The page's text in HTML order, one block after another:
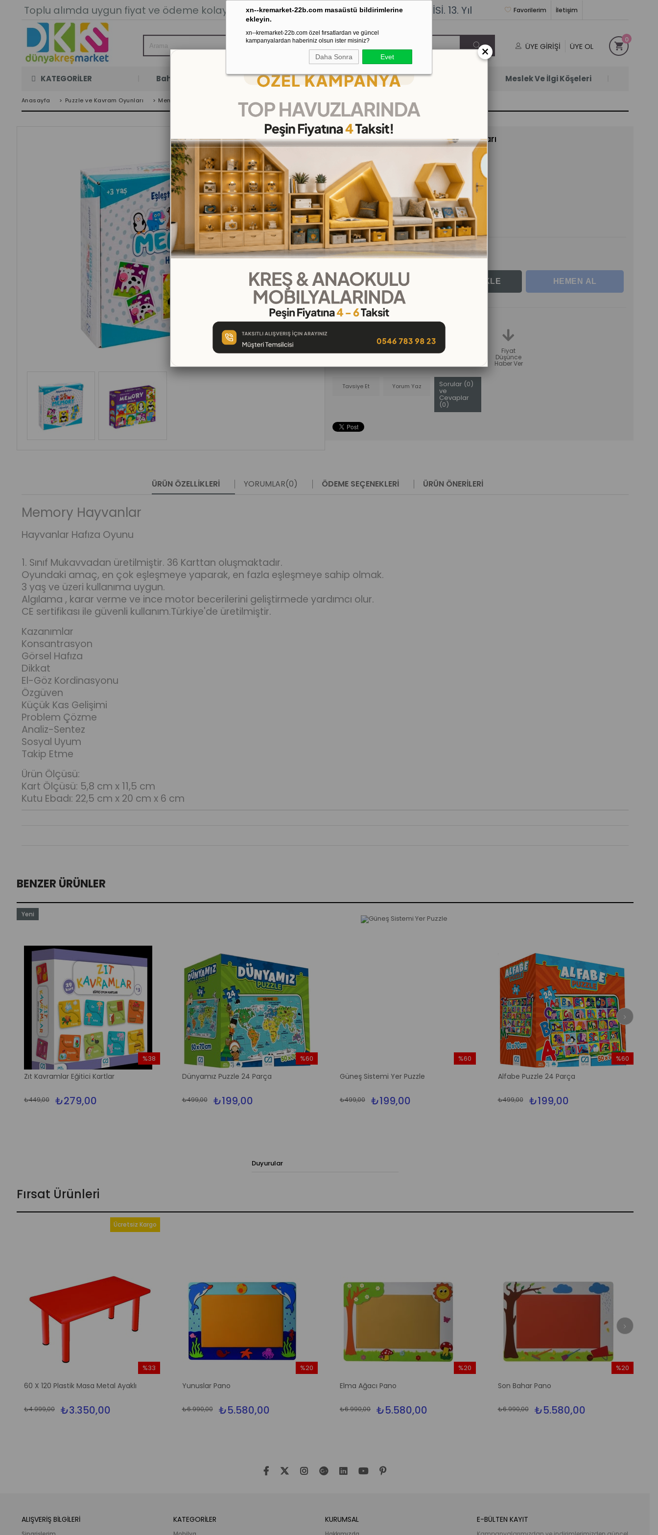
xn--kremarket-22b.com masaüstü bildirimlerine
ekleyin.
xn--kremarket-22b.com özel fırsatlardan ve güncel
kampanyalardan haberiniz olsun ister misiniz?
Daha Sonra Evet
Toplu alımda uygun fiyat ve ödeme kolaylığı. Stoktan Gönderim.% 100İADEGARANTİSİ. 13. Yıl İletişim
Favorilerim
ÜYE GIRIŞI ÜYE OL
0
KATEGORİLER Bahçe Oyun Odası Kaydırak Salıncak Tahterevalli Çok Satanlar Meslek Ve İlgi Köşeleri
Anasayfa > Puzzle ve Kavram Oyunları > Memory Hayvanlar Eşleştirme Kartları
Memory Hayvanlar Eşleştirme Kartları
(KMCA5041)
%
63
İNDIRIM
₺399,00
(KDV Dahil)
₺149,00 (KDV Dahil)
₺16,56 `den başlayan taksitlerle
İstek Listeme Fiyat
Düşünce
Haber Ver
Tavsiye Et Yorum Yaz Sorular (0)
ve
Cevaplar
(0)
ÜRÜN ÖZELLIKLERI YORUMLAR(0) ÖDEME SEÇENEKLERI ÜRÜN ÖNERILERI
Memory Hayvanlar
Hayvanlar Hafıza Oyunu
1. Sınıf Mukavvadan üretilmiştir. 36 Karttan oluşmaktadır.
Oyundaki amaç, en çok eşleşmeye yaparak, en fazla eşleşmeye sahip olmak.
3 yaş ve üzeri kullanıma uygun.
Algılama , karar verme ve ince motor becerilerini geliştirmede yardımcı olur.
CE sertifikası ile güvenli kullanım.Türkiye'de üretilmiştir.
Kazanımlar
Konsantrasyon
Görsel Hafıza
Dikkat
El-Göz Kordinasyonu
Özgüven
Küçük Kas Gelişimi
Problem Çözme
Analiz-Sentez
Sosyal Uyum
Takip Etme
Ürün Ölçüsü:
Kart Ölçüsü: 5,8 cm x 11,5 cm
Kutu Ebadı: 22,5 cm x 20 cm x 6 cm
BENZER ÜRÜNLER
Zıt Kavramlar Eğitici Kartlar
₺279,00
₺449,00
%38
İndirim
Yeni
Dünyamız Puzzle 24 Parça
₺199,00
₺499,00
%60
Güneş Sistemi Yer Puzzle
₺199,00
₺499,00
%60
Alfabe Puzzle 24 Parça
₺199,00
₺499,00
%60
Duyurular
Fırsat Ürünleri
60 X 120 Plastik Masa Metal Ayaklı
₺3.350,00
₺4.999,00
%33
Ücretsiz Kargo
Yunuslar Pano
₺5.580,00
₺6.990,00
%20
Elma Ağacı Pano
₺5.580,00
₺6.990,00
%20
Son Bahar Pano
₺5.580,00
₺6.990,00
%20
ALIŞVERİŞ BİLGİLERİ KATEGORİLER KURUMSAL E-BÜLTEN KAYIT
×